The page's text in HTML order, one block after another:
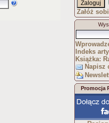
Załóż
Indeks
Książka:
Napisz
Promocja